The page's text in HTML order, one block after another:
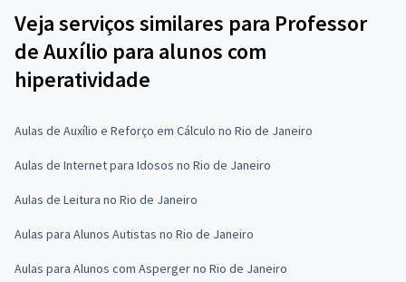
Veja serviços similares para Professor
de Auxílio para alunos com
hiperatividade
Aulas de Auxílio e Reforço em Cálculo no Rio de Janeiro
Aulas de Internet para Idosos no Rio de Janeiro
Aulas de Leitura no Rio de Janeiro
Aulas para Alunos Autistas no Rio de Janeiro
Aulas para Alunos com Asperger no Rio de Janeiro